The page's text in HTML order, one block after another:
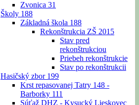
Zvonica 31
Školy 188
Základná škola 188
Rekonštrukcia ZŠ 2015
Stav pred
rekonštrukciou
Priebeh rekonštrukcie
Stav po rekonštrukcii
Hasičský zbor 199
Krst repasovanej Tatry 148 -
Barborky 111
Súťaž DHZ - Kysucký Lieskovec